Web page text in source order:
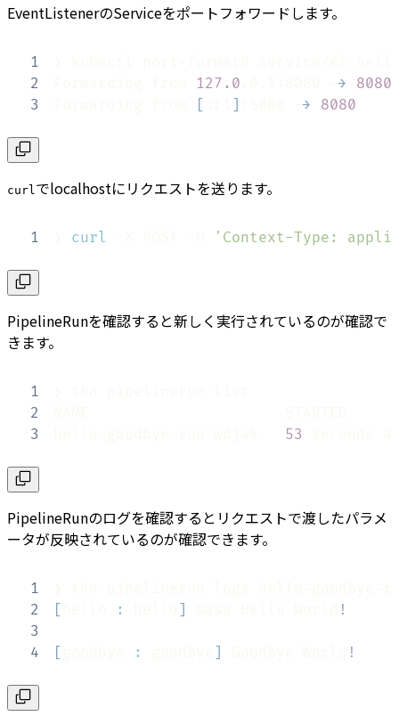
EventListenerのServiceをポートフォワードします。
1
2
127.0 .0.1:8080 ->
8080
3
[ ] :8080 -> 8080
curl でlocalhostにリクエストを送ります。
1 curl 'Context-Type:
PipelineRunを確認すると新しく実行されているのが確認で
きます。
1
2
3
53
PipelineRunのログを確認するとリクエストで渡したパラメ
ータが反映されているのが確認できます。
1
2
[ : ]
!
3
4
[ : ] !